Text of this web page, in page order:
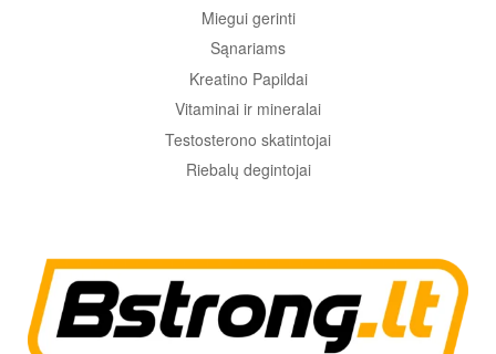
Miegui gerinti
Sąnariams
Kreatino Papildai
Vitaminai ir mineralai
Testosterono skatintojai
Riebalų degintojai